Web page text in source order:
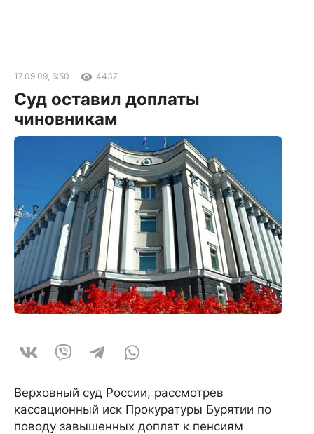
17.09.09, 6:50 4437
Суд оставил доплаты
чиновникам
Верховный суд России, рассмотрев
кассационный иск Прокуратуры Бурятии по
поводу завышенных доплат к пенсиям